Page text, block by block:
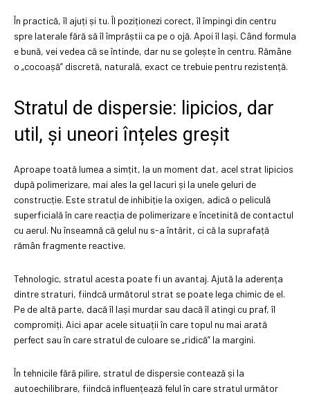
În practică, îl ajuți și tu. Îl poziționezi corect, îl împingi din centru
spre laterale fără să îl împrăștii ca pe o ojă. Apoi îl lași. Când formula
e bună, vei vedea că se întinde, dar nu se golește în centru. Rămâne
o „cocoașă” discretă, naturală, exact ce trebuie pentru rezistență.
Stratul de dispersie: lipicios, dar
util, și uneori înțeles greșit
Aproape toată lumea a simțit, la un moment dat, acel strat lipicios
după polimerizare, mai ales la gel lacuri și la unele geluri de
construcție. Este stratul de inhibiție la oxigen, adică o peliculă
superficială în care reacția de polimerizare e încetinită de contactul
cu aerul. Nu înseamnă că gelul nu s-a întărit, ci că la suprafață
rămân fragmente reactive.
Tehnologic, stratul acesta poate fi un avantaj. Ajută la aderența
dintre straturi, fiindcă următorul strat se poate lega chimic de el.
Pe de altă parte, dacă îl lași murdar sau dacă îl atingi cu praf, îl
compromiți. Aici apar acele situații în care topul nu mai arată
perfect sau în care stratul de culoare se „ridică” la margini.
În tehnicile fără pilire, stratul de dispersie contează și la
autoechilibrare, fiindcă influențează felul în care stratul următor